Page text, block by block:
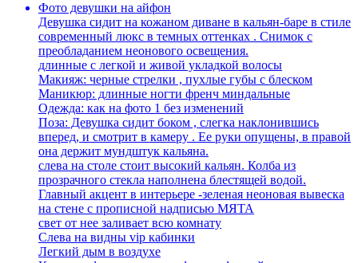
Фото девушки на айфон
Девушка сидит на кожаном диване в кальян-баре в стиле
современный люкс в темных оттенках . Снимок с
преобладанием неонового освещения.
длинные с легкой и живой укладкой волосы
Макияж: черные стрелки , пухлые губы с блеском
Маникюр: длинные ногти френч миндальные
Одежда: как на фото 1 без изменений
Поза: Девушка сидит боком , слегка наклонившись
вперед, и смотрит в камеру . Ее руки опущены, в правой
она держит мундштук кальяна.
слева на столе стоит высокий кальян. Колба из
прозрачного стекла наполнена блестящей водой.
Главный акцент в интерьере -зеленая неоновая вывеска
на стене с прописной надписью МЯТА
свет от нее заливает всю комнату
Слева на видны vip кабинки
Легкий дым в воздухе